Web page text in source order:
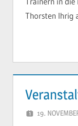
Thorsten Ihrig
19.